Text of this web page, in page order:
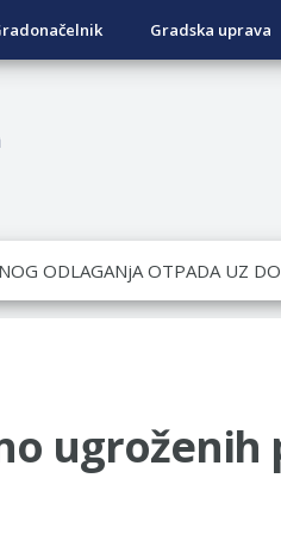
Gradska uprava
SREDSTAVA ZA
KOJI SU OSTVARILI
dostupni od 13. marta do 15.
ugroženih